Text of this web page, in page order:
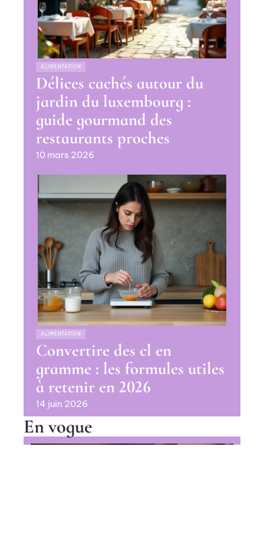
ALIMENTATION
Délices cachés autour du
jardin du luxembourg :
guide gourmand des
restaurants proches
10 mars 2026
ALIMENTATION
Convertire des cl en
gramme : les formules utiles
à retenir en 2026
14 juin 2026
En vogue